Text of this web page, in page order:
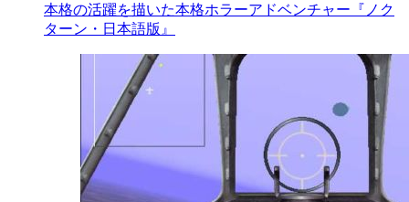
本格の活躍を描いた本格ホラーアドベンチャー『ノク
ターン・日本語版』